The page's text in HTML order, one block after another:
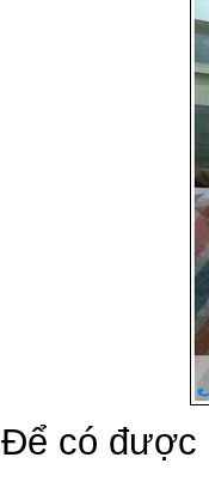
Để có được